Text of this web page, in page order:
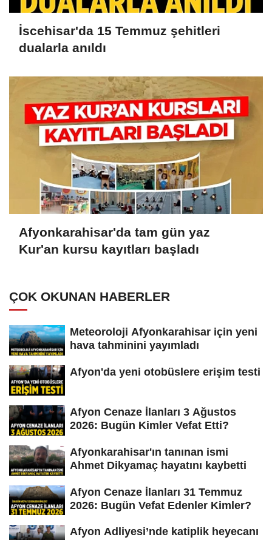
İscehisar'da 15 Temmuz şehitleri
dualarla anıldı
Afyonkarahisar'da tam gün yaz
Kur'an kursu kayıtları başladı
ÇOK OKUNAN HABERLER
Meteoroloji Afyonkarahisar için yeni
hava tahminini yayımladı
Afyon'da yeni otobüslere erişim testi
Afyon Cenaze İlanları 3 Ağustos
2026: Bugün Kimler Vefat Etti?
Afyonkarahisar'ın tanınan ismi
Ahmet Dikyamaç hayatını kaybetti
Afyon Cenaze İlanları 31 Temmuz
2026: Bugün Vefat Edenler Kimler?
Afyon Adliyesi’nde katiplik heyecanı